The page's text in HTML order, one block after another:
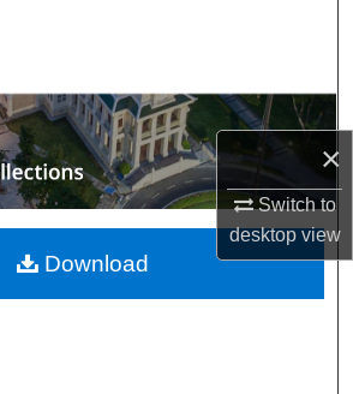
×
Switch to
desktopview
Collections
My Account
About
Commons Network™
Download